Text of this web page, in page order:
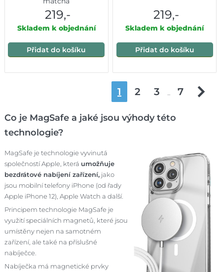
219,-
Skladem k objednání
Přidat do košíku
219,-
Skladem k objednání
Přidat do košíku
1 2 3 7
Co je MagSafe a jaké jsou výhody této
technologie?
MagSafe je technologie vyvinutá
společností Apple, která umožňuje
bezdrátové nabíjení zařízení,jako
jsou mobilní telefony iPhone (od řady
Apple iPhone 12), Apple Watch a další.
Principem technologie MagSafe je
využití speciálních magnetů, které jsou
umístěny nejen na samotném
zařízení, ale také na příslušné
nabíječce.
Nabíječka má magnetické prvky